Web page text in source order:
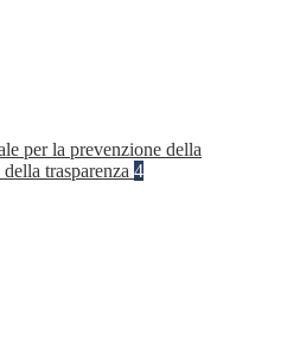
per la prevenzione della
trasparenza 4